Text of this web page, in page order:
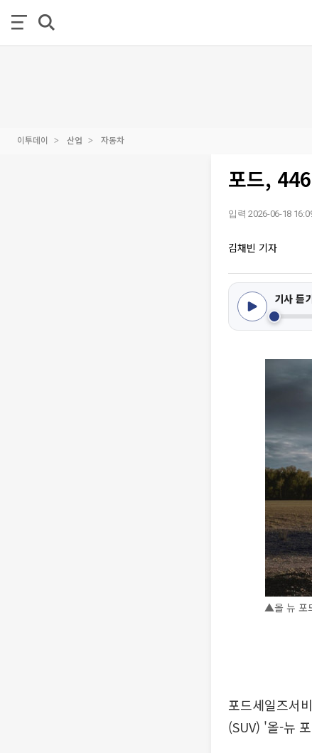
이투데이 산업 자동차
포드,
입력 2026-06-18
김채빈 기자
기사 듣
▲올 뉴 포
포드세일즈서
(SUV) '올-뉴